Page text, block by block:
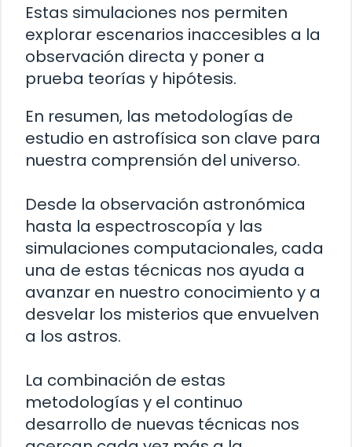
Estas simulaciones nos permiten
explorar escenarios inaccesibles a la
observación directa y poner a
prueba teorías y hipótesis.
En resumen, las metodologías de
estudio en astrofísica son clave para
nuestra comprensión del universo.
Desde la observación astronómica
hasta la espectroscopía y las
simulaciones computacionales, cada
una de estas técnicas nos ayuda a
avanzar en nuestro conocimiento y a
desvelar los misterios que envuelven
a los astros.
La combinación de estas
metodologías y el continuo
desarrollo de nuevas técnicas nos